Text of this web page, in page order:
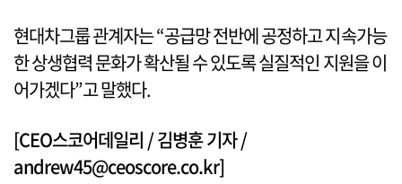
현대차그룹 관계자는 “공급망 전반에 공정하고 지속가능
한 상생협력 문화가 확산될 수 있도록 실질적인 지원을 이
어가겠다”고 말했다.
[CEO스코어데일리 / 김병훈 기자 /
andrew45@ceoscore.co.kr]